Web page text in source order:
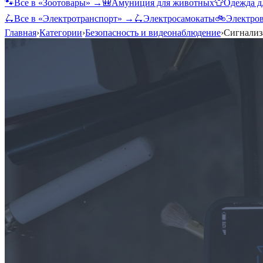
🐾 Все в «Зоотовары» → 🎒Амуниция для животных👕Одежда
🛴Все в «Электротранспорт» → 🛴Электросамокаты🚲
Главная›Категории›Безопасность и видеонаблюдение›